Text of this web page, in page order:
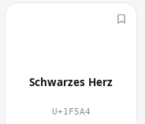
Schwarzes Herz
U+1F5A4